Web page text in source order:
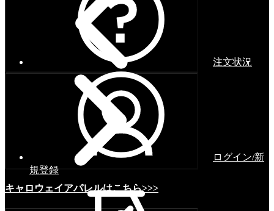
キャロウェイアパレルはこちら>>>
注文状況
ログイン/新
規登録